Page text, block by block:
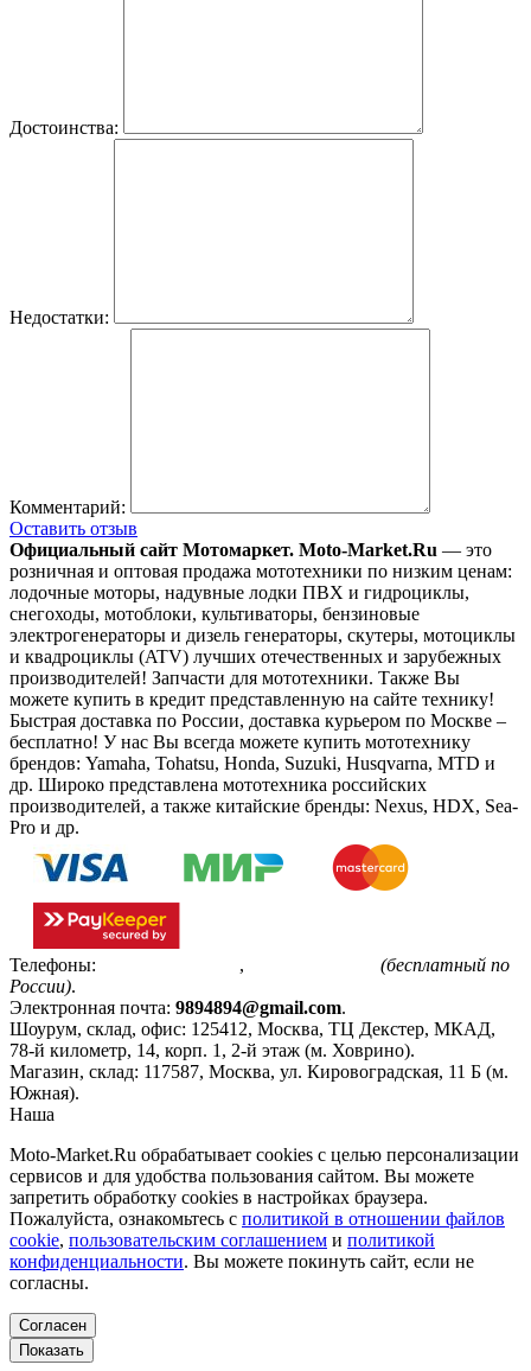
Достоинства:
Недостатки:
Комментарий:
Оставить отзыв
Официальный сайт Мотомаркет. Moto-Market.Ru — это
розничная и оптовая продажа мототехники по низким ценам:
лодочные моторы, надувные лодки ПВХ и гидроциклы,
снегоходы, мотоблоки, культиваторы, бензиновые
электрогенераторы и дизель генераторы, скутеры, мотоциклы
и квадроциклы (ATV) лучших отечественных и зарубежных
производителей! Запчасти для мототехники. Также Вы
можете купить в кредит представленную на сайте технику!
Быстрая доставка по России, доставка курьером по Москве –
бесплатно! У нас Вы всегда можете купить мототехнику
брендов: Yamaha, Tohatsu, Honda, Suzuki, Husqvarna, MTD и
др. Широко представлена мототехника российских
производителей, а также китайские бренды: Nexus, HDX, Sea-
Pro и др.
Телефоны: ,
(бесплатный по
России).
Электронная почта: 9894894@gmail.com.
Шоурум, склад, офис: 125412, Москва, ТЦ Декстер, МКАД,
78-й километр, 14, корп. 1, 2-й этаж (м. Ховрино).
Магазин, склад: 117587, Москва, ул. Кировоградская, 11 Б (м.
Южная).
Наша
Moto-Market.Ru обрабатывает сookies с целью персонализации
сервисов и для удобства пользования сайтом. Вы можете
запретить обработку сookies в настройках браузера.
Пожалуйста, ознакомьтесь с политикой в отношении файлов
cookie, пользовательским соглашением и политикой
конфиденциальности. Вы можете покинуть сайт, если не
согласны.
Согласен
Показать